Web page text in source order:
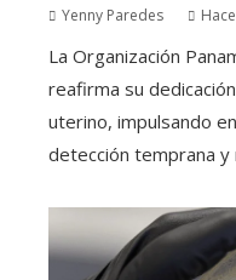
Yenny Paredes
La Organización
reafirma su
uterino, impulsando
detección temprana y